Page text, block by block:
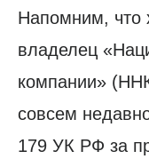
Напомним, что
владелец
компании»
совсем
179 УК РФ за